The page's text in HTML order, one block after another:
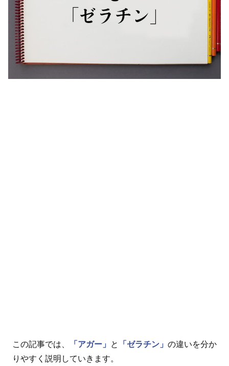
この記事では、 「アガー」 と 「ゼラチン」 の違いを分か
りやすく説明していきます。